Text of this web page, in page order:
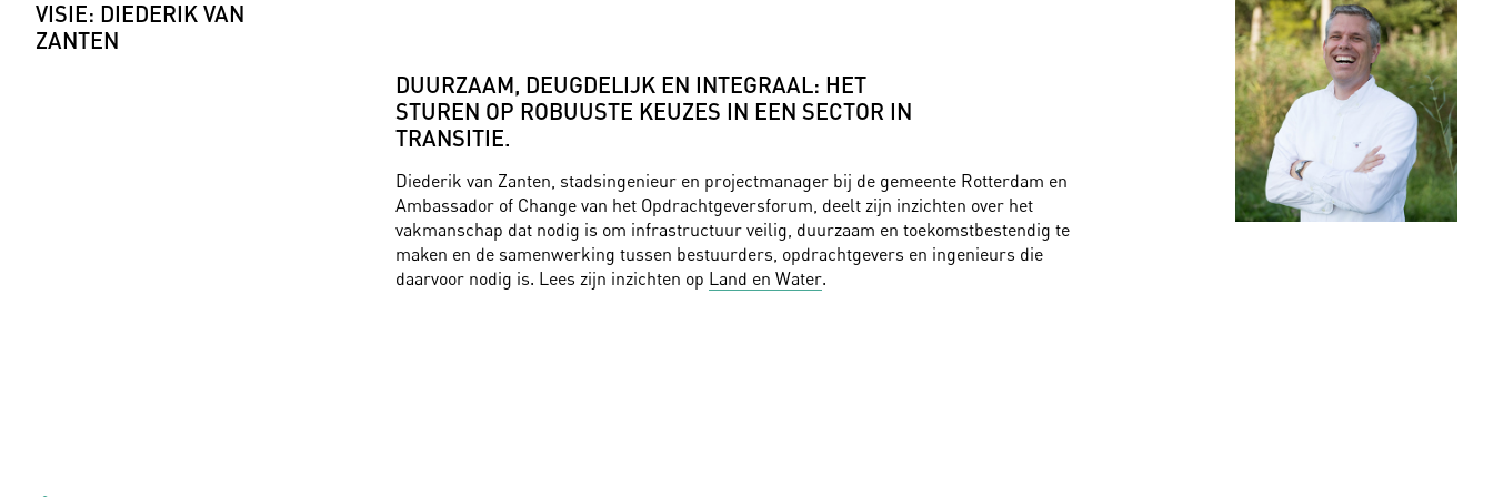
VISIE: DIEDERIK VAN
ZANTEN
DUURZAAM, DEUGDELIJK EN INTEGRAAL: HET
STUREN OP ROBUUSTE KEUZES IN EEN SECTOR IN
TRANSITIE.
Diederik van Zanten, stadsingenieur en projectmanager bij de gemeente Rotterdam en
Ambassador of Change van het Opdrachtgeversforum, deelt zijn inzichten over het
vakmanschap dat nodig is om infrastructuur veilig, duurzaam en toekomstbestendig te
maken en de samenwerking tussen bestuurders, opdrachtgevers en ingenieurs die
daarvoor nodig is. Lees zijn inzichten op Land en Water.